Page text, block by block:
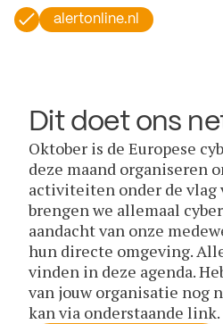
alertonline.nl
Dit doet ons
Oktober is de Europese
deze maand organiseren
activiteiten onder de vlag
brengen we allemaal
aandacht van onze
hun directe omgeving.
vinden in deze agenda.
van jouw organisatie nog
kan via onderstaande link.